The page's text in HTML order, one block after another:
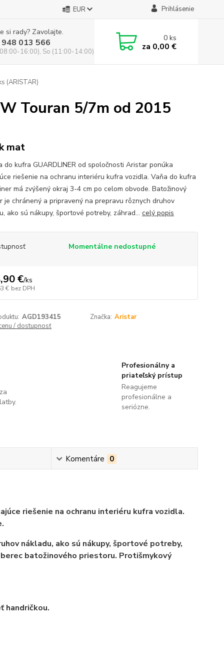
EUR Prihlásenie
si rady? Zavolajte.
013 566
16:00), So (11:00-14:00)
0ks
za 0,00 €
(ARISTAR)
Touran 5/7m od 2015
mat
do kufra GUARDLINER od spoločnosti Aristar ponúka
riešenie na ochranu interiéru kufra vozidla. Vaňa do kufra
má zvýšený okraj 3-4 cm po celom obvode. Batožinový
je chránený a pripravený na prepravu rôznych druhov
ako sú nákupy, športové potreby, záhrad... celý popis
Momentálne nedostupné
€/ks
€ bez DPH
AGD193415 Značka: Aristar
/ dostupnosť
Profesionálny a
priateľský prístup
Reagujeme
profesionálne a
seriózne.
Komentáre 0
riešenie na ochranu interiéru kufra vozidla.
nákladu, ako sú nákupy, športové potreby,
batožinového priestoru. Protišmykový
handričkou.